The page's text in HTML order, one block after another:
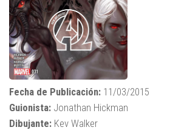
Fecha de Publicación: 11/03/2015
Guionista: Jonathan Hickman
Dibujante: Kev Walker